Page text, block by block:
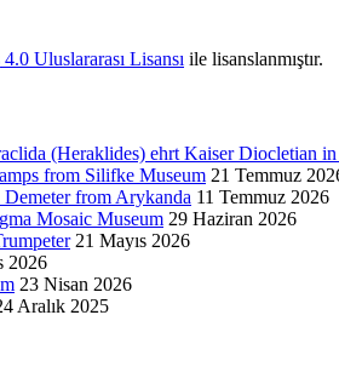
Uluslararası Lisansı ile lisanslanmıştır.
(Heraklides) ehrt Kaiser Diocletian in
from Silifke Museum 21 Temmuz
from Arykanda 11 Temmuz 2026
Mosaic Museum 29 Haziran 2026
21 Mayıs 2026
2026
23 Nisan 2026
Aralık 2025